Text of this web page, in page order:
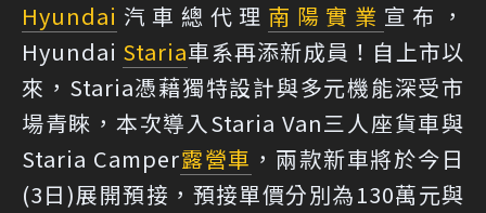
Hyundai 汽車總代理 南陽實業 宣布，
Hyundai Staria車系再添新成員！自上市以
來，Staria憑藉獨特設計與多元機能深受市
場青睞，本次導入Staria Van三人座貨車與
Staria Camper露營車 ，兩款新車將於今日
(3日)展開預接，預接單價分別為130萬元與